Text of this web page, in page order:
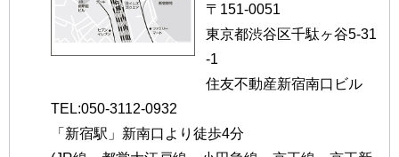
〒151-0051
東京都渋谷区千駄ヶ谷5-31
-1
住友不動産新宿南口ビル
TEL:050-3112-0932
「新宿駅」新南口より徒歩4分